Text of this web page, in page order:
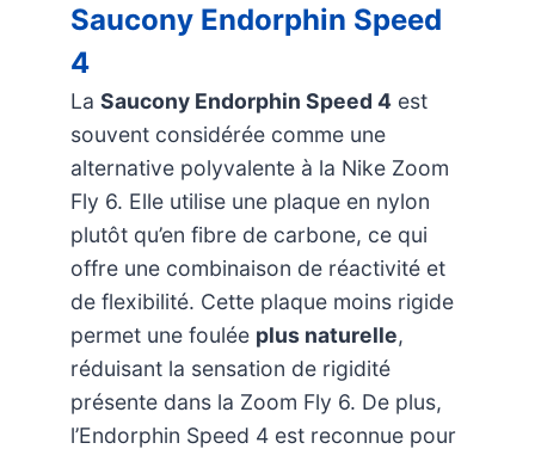
Saucony Endorphin Speed
4
La Saucony Endorphin Speed 4 est
souvent considérée comme une
alternative polyvalente à la Nike Zoom
Fly 6. Elle utilise une plaque en nylon
plutôt qu’en fibre de carbone, ce qui
offre une combinaison de réactivité et
de flexibilité. Cette plaque moins rigide
permet une foulée plus naturelle,
réduisant la sensation de rigidité
présente dans la Zoom Fly 6. De plus,
l’Endorphin Speed 4 est reconnue pour